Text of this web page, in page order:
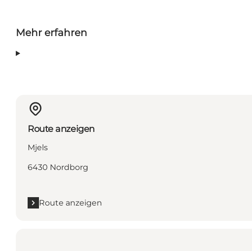
Mehr erfahren
Route anzeigen
Mjels
6430 Nordborg
Route anzeigen